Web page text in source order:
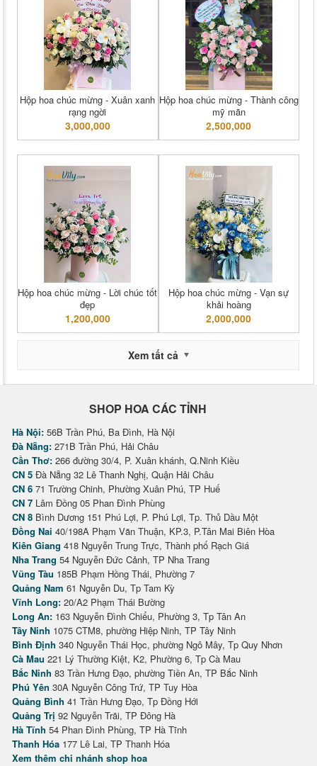
Hộp hoa chúc mừng - Xuân xanh
rạng ngời
3,000,000
Hộp hoa chúc mừng - Thành công
mỹ mãn
2,500,000
Hộp hoa chúc mừng - Lời chúc tốt
đẹp
1,200,000
Hộp hoa chúc mừng - Vạn sự
khải hoàng
2,000,000
Xem tất cả
SHOP HOA CÁC TỈNH
Hà Nội: 56B Trần Phú, Ba Đình, Hà Nội
Đà Nẵng: 271B Trần Phú, Hải Châu
Cần Thơ: 266 đường 30/4, P. Xuân khánh, Q.Ninh Kiều
CN 5 Đà Nẵng 32 Lê Thanh Nghị, Quận Hải Châu
CN 6 71 Trường Chinh, Phường Xuân Phú, TP Huế
CN 7 Lâm Đồng 05 Phan Đình Phùng
CN 8 Bình Dương 151 Phú Lợi, P. Phú Lợi, Tp. Thủ Dầu Một
Đồng Nai 40/198A Phạm Văn Thuận, KP.3, P.Tân Mai Biên Hòa
Kiên Giang 418 Nguyễn Trung Trực, Thành phố Rạch Giá
Nha Trang 54 Nguyễn Đức Cảnh, TP Nha Trang
Vũng Tàu 185B Phạm Hồng Thái, Phường 7
Quảng Nam 61 Nguyễn Du, Tp Tam Kỳ
Vĩnh Long: 20/A2 Phạm Thái Bường
Long An: 163 Nguyễn Đình Chiểu, Phường 3, Tp Tân An
Tây Ninh 1075 CTM8, phường Hiệp Ninh, TP Tây Ninh
Bình Định 340 Nguyễn Thái Học, phường Ngô Mây, Tp Quy Nhơn
Cà Mau 221 Lý Thường Kiệt, K2, Phường 6, Tp Cà Mau
Bắc Ninh 83 Trần Hưng Đạo, phường Tiền An, TP Bắc Ninh
Phú Yên 30A Nguyễn Công Trứ, TP Tuy Hòa
Quảng Bình 41 Trần Hưng Đạo, Tp Đồng Hới
Quảng Trị 92 Nguyễn Trãi, TP Đông Hà
Hà Tĩnh 54 Phan Đình Phùng, TP Hà Tĩnh
Thanh Hóa 177 Lê Lai, TP Thanh Hóa
Xem thêm chi nhánh shop hoa